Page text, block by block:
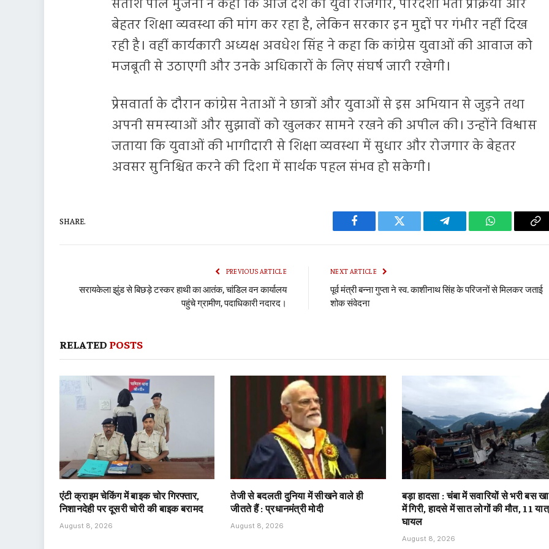
सतीश पॉल मुंजनी ने कहा कि आज देश का युवा रोजगार, पारदर्शी भर्ती प्रक्रिया और
बेहतर शिक्षा व्यवस्था की मांग कर रहा है, लेकिन सरकार इन मुद्दों पर गंभीर नहीं दिख
रही है। वहीं कार्यकारी अध्यक्ष अवधेश सिंह ने कहा कि कांग्रेस युवाओं की आवाज को
मजबूती से उठाएगी और उनके अधिकारों के लिए संघर्ष जारी रखेगी।
प्रेसवार्ता के दौरान कांग्रेस नेताओं ने छात्रों और युवाओं से इस अभियान से जुड़ने तथा
अपनी समस्याओं और सुझावों को खुलकर सामने रखने की अपील की। उन्होंने विश्वास
जताया कि युवाओं की भागीदारी से शिक्षा व्यवस्था में सुधार और रोजगार के बेहतर
अवसर सुनिश्चित करने की दिशा में सार्थक पहल संभव हो सकेगी।
SHARE.
Facebook Twitter Telegram WhatsApp
PREVIOUS ARTICLE
सरायकेला झुंड से बिछड़े टस्कर हाथी का आतंक, चांडिल वन कार्यालय
पहुंचे ग्रामीण, पदाधिकारी नदारद।
NEXT ARTICLE
पूर्व मंत्री बन्ना गुप्ता ने स्व. काशीनाथ सिंह के परिजनों से मिलकर जताई
शोक संवेदना
RELATED POSTS
एंटी क्राइम चेकिंग में बाइक चोर गिरफ्तार,
निशानदेही पर दूसरी चोरी की बाइक बरामद
August 8, 2026
तेजी से बदलती दुनिया में सीखने वाले ही
जीतते हैं : प्रधानमंत्री मोदी
August 8, 2026
बड़ा हादसा : चंबा में सवारियों से भरी बस
में गिरी, हादसे में सात लोगों की मौत, 11
घायल
August 8, 2026